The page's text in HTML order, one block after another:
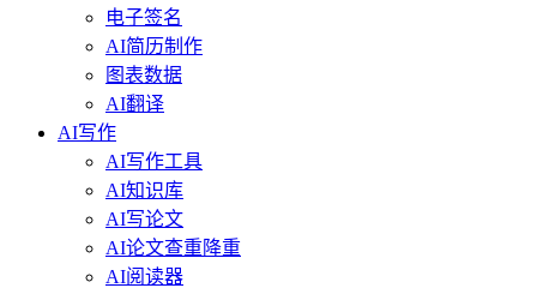
电子签名
AI简历制作
图表数据
AI翻译
AI写作
AI写作工具
AI知识库
AI写论文
AI论文查重降重
AI阅读器